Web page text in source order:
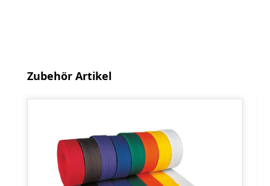
Produktgalerie überspringen
Zubehör Artikel